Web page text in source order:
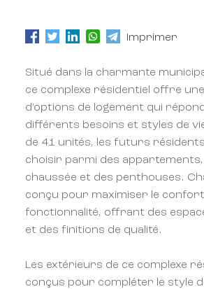
Imprimer
Situé dans la charmante
ce complexe résidentiel offre
d'options de logement qui
différents besoins et styles de
de 41 unités, les futurs
choisir parmi des appartements,
chaussée et des penthouses.
conçu pour maximiser le
fonctionnalité, offrant des
et des finitions de qualité.
Les extérieurs de ce complexe
conçus pour compléter le style